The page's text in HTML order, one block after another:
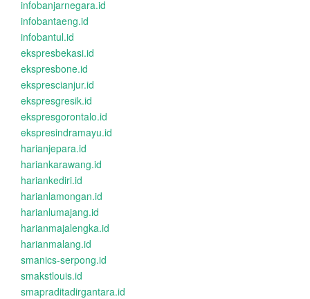
infobanjarnegara.id
infobantaeng.id
infobantul.id
ekspresbekasi.id
ekspresbone.id
eksprescianjur.id
ekspresgresik.id
ekspresgorontalo.id
ekspresindramayu.id
harianjepara.id
hariankarawang.id
hariankediri.id
harianlamongan.id
harianlumajang.id
harianmajalengka.id
harianmalang.id
smanics-serpong.id
smakstlouis.id
smapraditadirgantara.id